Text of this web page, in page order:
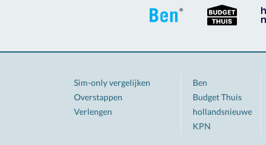
Sim-only vergelijken
Overstappen
Verlengen
Ben
Budget Thuis
hollandsnieuwe
KPN